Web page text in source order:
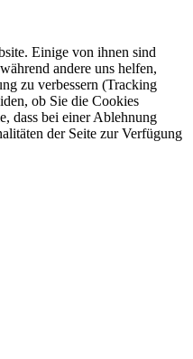
Einige von ihnen sind
andere uns helfen,
zu verbessern (Tracking
ob Sie die Cookies
dass bei einer Ablehnung
der Seite zur Verfügung